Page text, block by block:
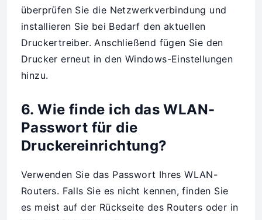
überprüfen Sie die Netzwerkverbindung und
installieren Sie bei Bedarf den aktuellen
Druckertreiber. Anschließend fügen Sie den
Drucker erneut in den Windows-Einstellungen
hinzu.
6. Wie finde ich das WLAN-
Passwort für die
Druckereinrichtung?
Verwenden Sie das Passwort Ihres WLAN-
Routers. Falls Sie es nicht kennen, finden Sie
es meist auf der Rückseite des Routers oder in